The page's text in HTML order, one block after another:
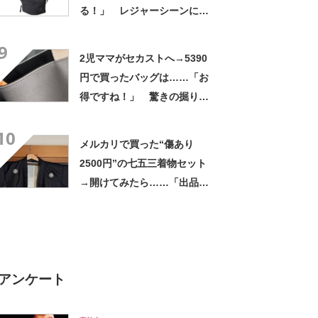
る！」 レジャーシーンにお
2児ママがセカストへ→5390
円で買ったバッグは……「お
得ですね！」 驚きの掘り出
メルカリで買った“傷あり
2500円”の七五三着物セット
→開けてみたら……「出品者
アンケート